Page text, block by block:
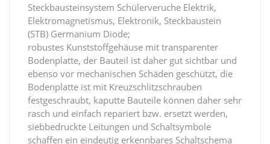
Steckbausteinsystem Schülerveruche Elektrik,
Elektromagnetismus, Elektronik, Steckbaustein
(STB) Germanium Diode;
robustes Kunststoffgehäuse mit transparenter
Bodenplatte, der Bauteil ist daher gut sichtbar und
ebenso vor mechanischen Schäden geschützt, die
Bodenplatte ist mit Kreuzschlitzschrauben
festgeschraubt, kaputte Bauteile können daher sehr
rasch und einfach repariert bzw. ersetzt werden,
siebbedruckte Leitungen und Schaltsymbole
schaffen ein eindeutig erkennbares Schaltschema